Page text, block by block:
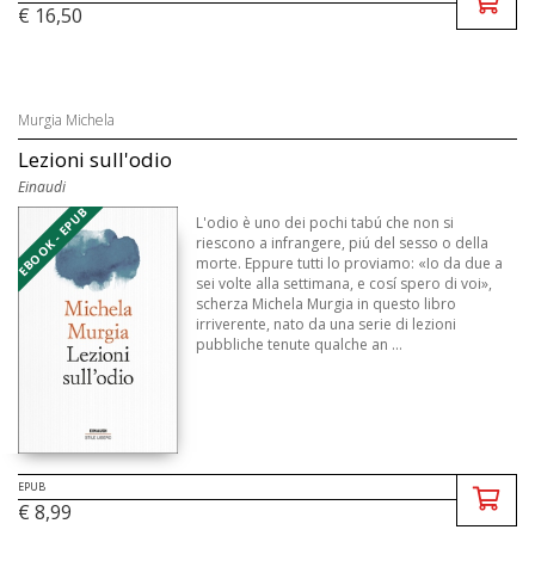
€ 16,50
Murgia Michela
Lezioni sull'odio
Einaudi
EBOOK - EPUB
L'odio è uno dei pochi tabú che non si
riescono a infrangere, piú del sesso o della
morte. Eppure tutti lo proviamo: «Io da due a
sei volte alla settimana, e cosí spero di voi»,
scherza Michela Murgia in questo libro
irriverente, nato da una serie di lezioni
pubbliche tenute qualche an ...
EPUB
€ 8,99